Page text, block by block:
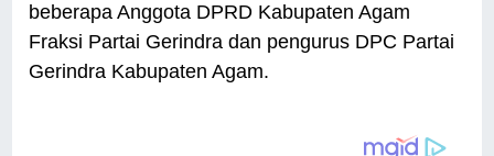
beberapa Anggota DPRD Kabupaten Agam
Fraksi Partai Gerindra dan pengurus DPC Partai
Gerindra Kabupaten Agam.